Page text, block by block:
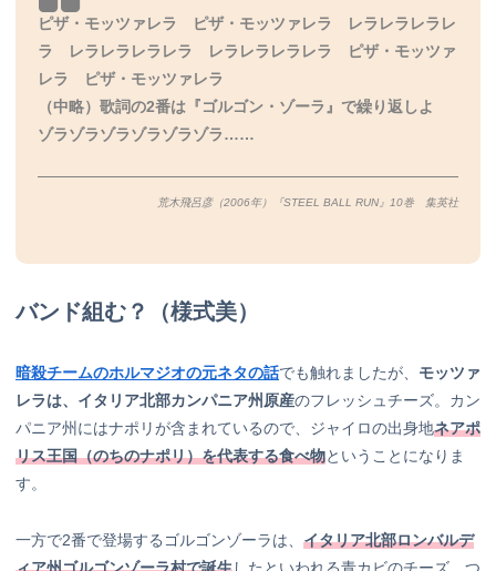
ピザ・モッツァレラ ピザ・モッツァレラ レラレラレラレ
ラ レラレラレラレラ レラレラレラレラ ピザ・モッツァ
レラ ピザ・モッツァレラ
（中略）歌詞の2番は『ゴルゴン・ゾーラ』で繰り返しよ
ゾラゾラゾラゾラゾラゾラ……
荒木飛呂彦（2006年）『STEEL BALL RUN』10巻 集英社
バンド組む？（様式美）
暗殺チームのホルマジオの元ネタの話でも触れましたが、 モッツァ
レラは、イタリア北部カンパニア州原産のフレッシュチーズ。カン
パニア州にはナポリが含まれているので、ジャイロの出身地ネアポ
リス王国（のちのナポリ）を代表する食べ物ということになりま
す。
一方で2番で登場するゴルゴンゾーラは、 イタリア北部ロンバルデ
ィア州ゴルゴンゾーラ村で誕生したといわれる青カビのチーズ。つ